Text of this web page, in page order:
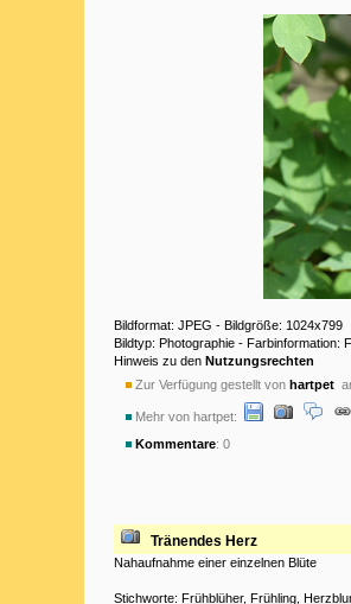
Bildformat: JPEG - Bildgröße: 1024x799
Bildtyp: Photographie - Farbinformation:
Hinweis zu den Nutzungsrechten
Zur Verfügung gestellt von hartpet
Mehr von hartpet:
Kommentare: 0
Tränendes Herz
Nahaufnahme einer einzelnen Blüte
Stichworte: Frühblüher, Frühling